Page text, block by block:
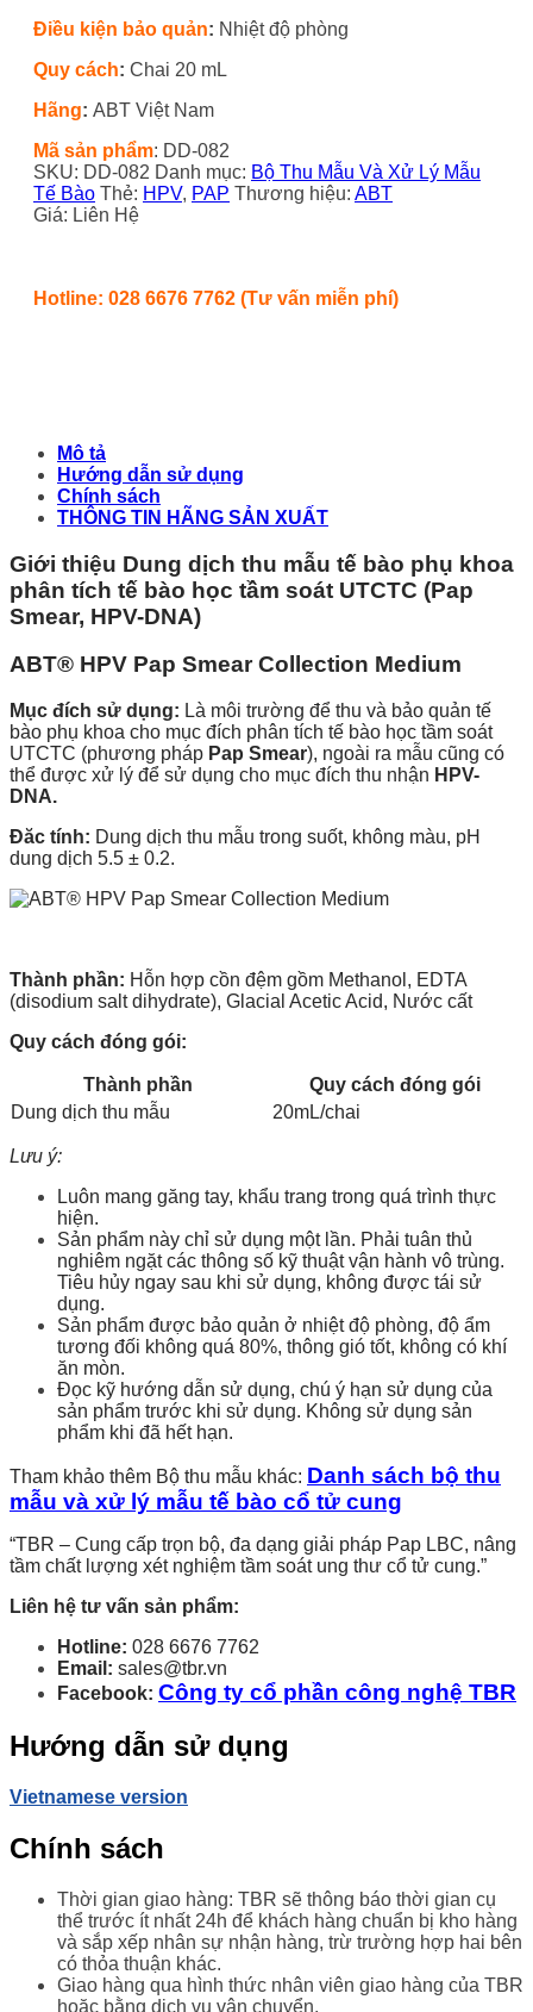
Điều kiện bảo quản: Nhiệt độ phòng
Quy cách: Chai 20 mL
Hãng: ABT Việt Nam
Mã sản phẩm: DD-082
SKU: DD-082 Danh mục: Bộ Thu Mẫu Và Xử Lý Mẫu
Tế Bào Thẻ: HPV, PAP Thương hiệu: ABT
Giá: Liên Hệ
Hotline: 028 6676 7762 (Tư vấn miễn phí)
Mô tả
Hướng dẫn sử dụng
Chính sách
THÔNG TIN HÃNG SẢN XUẤT
Giới thiệu Dung dịch thu mẫu tế bào phụ khoa
phân tích tế bào học tầm soát UTCTC (Pap
Smear, HPV-DNA)
ABT® HPV Pap Smear Collection Medium
Mục đích sử dụng: Là môi trường để thu và bảo quản tế
bào phụ khoa cho mục đích phân tích tế bào học tầm soát
UTCTC (phương pháp Pap Smear), ngoài ra mẫu cũng có
thể được xử lý để sử dụng cho mục đích thu nhận HPV-
DNA.
Đăc tính: Dung dịch thu mẫu trong suốt, không màu, pH
dung dịch 5.5 ± 0.2.
Thành phần: Hỗn hợp cồn đệm gồm Methanol, EDTA
(disodium salt dihydrate), Glacial Acetic Acid, Nước cất
Quy cách đóng gói:
Thành phần
Quy cách đóng gói
Dung dịch thu mẫu
20mL/chai
Lưu ý:
Luôn mang găng tay, khẩu trang trong quá trình thực
hiện.
Sản phẩm này chỉ sử dụng một lần. Phải tuân thủ
nghiêm ngặt các thông số kỹ thuật vận hành vô trùng.
Tiêu hủy ngay sau khi sử dụng, không được tái sử
dụng.
Sản phẩm được bảo quản ở nhiệt độ phòng, độ ẩm
tương đối không quá 80%, thông gió tốt, không có khí
ăn mòn.
Đọc kỹ hướng dẫn sử dụng, chú ý hạn sử dụng của
sản phẩm trước khi sử dụng. Không sử dụng sản
phẩm khi đã hết hạn.
Tham khảo thêm Bộ thu mẫu khác: Danh sách bộ thu
mẫu và xử lý mẫu tế bào cổ tử cung
“TBR – Cung cấp trọn bộ, đa dạng giải pháp Pap LBC, nâng
tầm chất lượng xét nghiệm tầm soát ung thư cổ tử cung.”
Liên hệ tư vấn sản phẩm:
Hotline: 028 6676 7762
Email: sales@tbr.vn
Facebook: Công ty cổ phần công nghệ TBR
Hướng dẫn sử dụng
Vietnamese version
Chính sách
Thời gian giao hàng: TBR sẽ thông báo thời gian cụ
thể trước ít nhất 24h để khách hàng chuẩn bị kho hàng
và sắp xếp nhân sự nhận hàng, trừ trường hợp hai bên
có thỏa thuận khác.
Giao hàng qua hình thức nhân viên giao hàng của TBR
hoặc bằng dịch vụ vận chuyển.